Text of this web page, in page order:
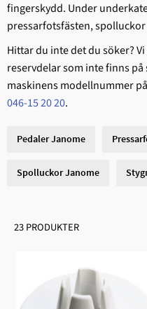
fingerskydd. Under
pressarfotsfästen,
Hittar du inte det du söker?
reservdelar som inte finns
maskinens modellnummer
046-15 20 20.
Pedaler Janome
Spolluckor Janome
23 PRODUKTER